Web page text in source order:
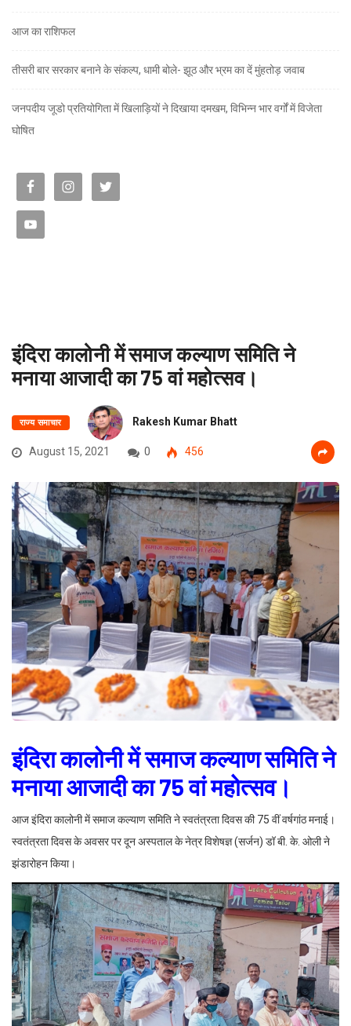
आज का राशिफल
तीसरी बार सरकार बनाने के संकल्प, धामी बोले- झूठ और भ्रम का दें मुंहतोड़ जवाब
जनपदीय जूडो प्रतियोगिता में खिलाड़ियों ने दिखाया दमखम, विभिन्न भार वर्गों में विजेता
घोषित
इंदिरा कालोनी में समाज कल्याण समिति ने
मनाया आजादी का 75 वां महोत्सव।
राज्य समाचार Rakesh Kumar Bhatt
August 15, 2021 0 456
इंदिरा कालोनी में समाज कल्याण समिति ने
मनाया आजादी का 75 वां महोत्सव।
आज इंदिरा कालोनी में समाज कल्याण समिति ने स्वतंत्रता दिवस की 75 वीं वर्षगांठ मनाई।
स्वतंत्रता दिवस के अवसर पर दून अस्पताल के नेत्र विशेषज्ञ (सर्जन) डॉ बी. के. ओली ने
झंडारोहन किया।